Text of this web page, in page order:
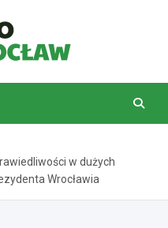
w dużych
Wrocławia